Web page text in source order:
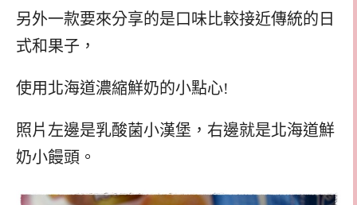
另外一款要來分享的是口味比較接近傳統的日
式和果子，
使用北海道濃縮鮮奶的小點心!
照片左邊是乳酸菌小漢堡，右邊就是北海道鮮
奶小饅頭。